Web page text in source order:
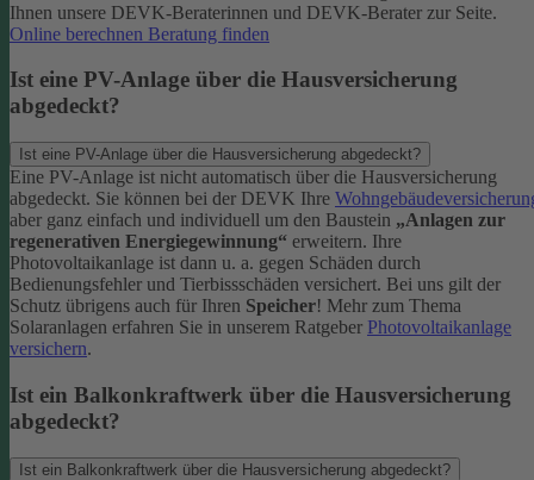
Ihnen unsere DEVK-Beraterinnen und DEVK-Berater zur Seite.
Online berechnen Beratung finden
Ist eine PV-Anlage über die Hausversicherung
abgedeckt?
Ist eine PV-Anlage über die Hausversicherung abgedeckt?
Eine PV-Anlage ist nicht automatisch über die Hausversicherung
abgedeckt. Sie können bei der DEVK Ihre
aber ganz einfach und individuell um den Baustein „Anlagen zur
regenerativen Energiegewinnung“ erweitern. Ihre
Photovoltaikanlage ist dann u. a. gegen Schäden durch
Bedienungsfehler und Tierbissschäden versichert. Bei uns gilt der
Schutz übrigens auch für Ihren Speicher! Mehr zum Thema
Solaranlagen erfahren Sie in unserem Ratgeber Photovoltaikanlage
versichern.
Ist ein Balkonkraftwerk über die Hausversicherung
abgedeckt?
Ist ein Balkonkraftwerk über die Hausversicherung abgedeckt?